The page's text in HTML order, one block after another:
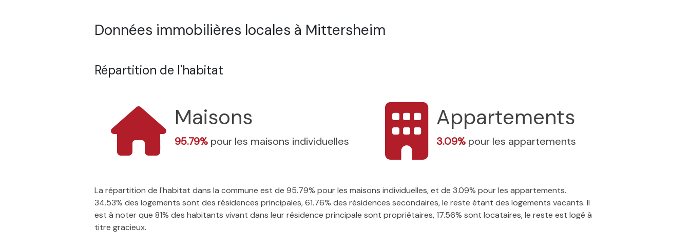
Données immobilières locales à Mittersheim
Répartition de l'habitat
Maisons
95.79% pour les maisons individuelles
Appartements
3.09% pour les appartements
La répartition de l'habitat dans la commune est de 95.79% pour les maisons individuelles, et de 3.09% pour les appartements.
34.53% des logements sont des résidences principales, 61.76% des résidences secondaires, le reste étant des logements vacants. Il
est à noter que 81% des habitants vivant dans leur résidence principale sont propriétaires, 17.56% sont locataires, le reste est logé à
titre gracieux.